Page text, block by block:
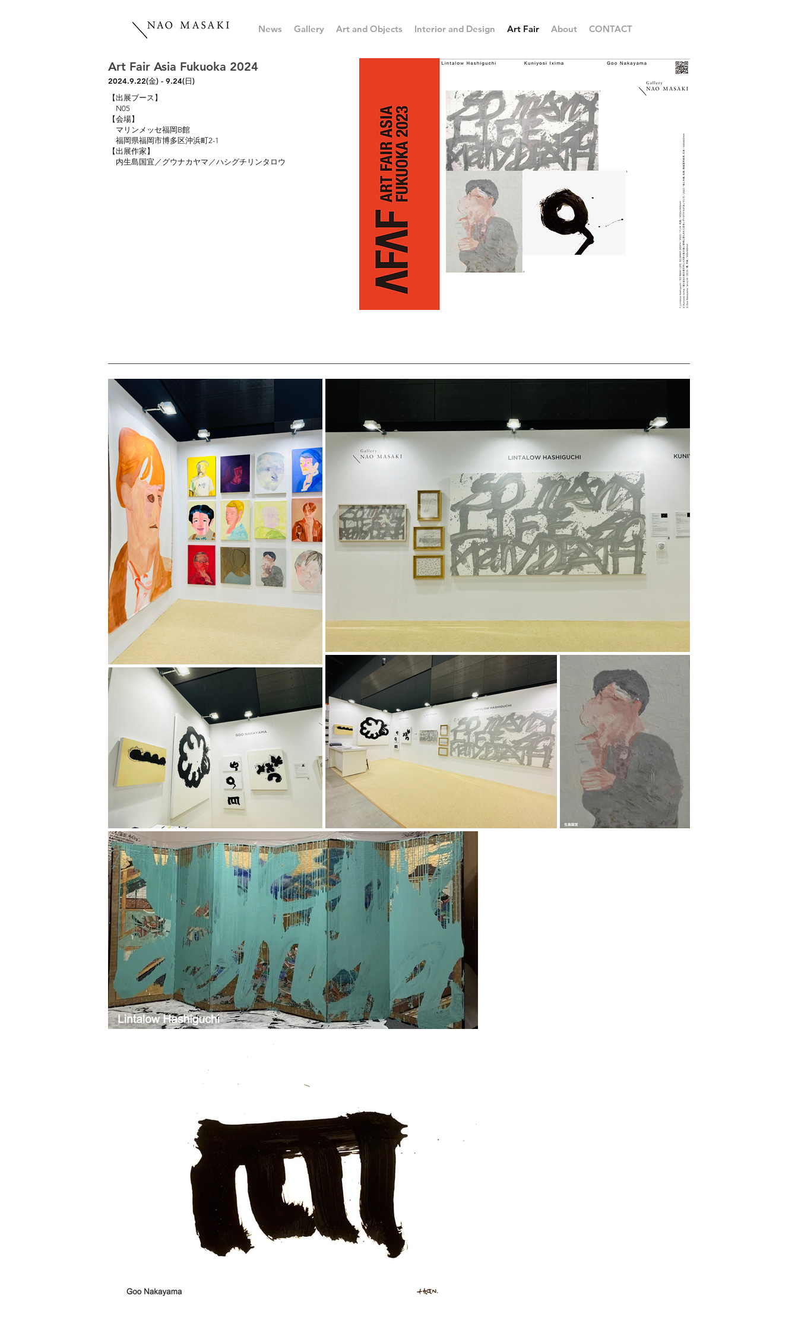
News Gallery Art and Objects Interior and Design Art Fair About CONTACT
Art Fair Asia Fukuoka 2024
2024.9.22(金) - 9.24(日)
【出展ブース】
N05
【会場】
マリンメッセ福岡B館
福岡県福岡市博多区沖浜町2-1
【出展作家】
内生島国宜／グウナカヤマ／ハシグチリンタロウ